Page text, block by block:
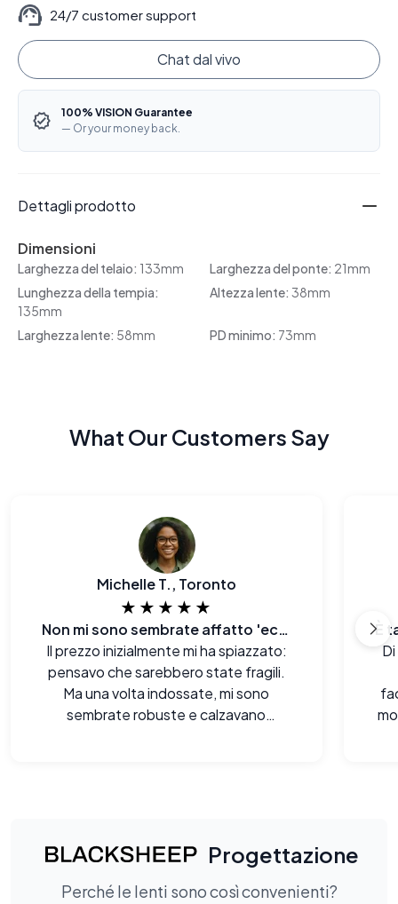
24/7 customer support
Chat dal vivo
100% VISION Guarantee
— Or your money back.
Dettagli prodotto
Dimensioni
Larghezza del telaio: 133mm Larghezza del ponte: 21mm
Lunghezza della tempia:
135mm
Altezza lente: 38mm
Larghezza lente: 58mm PD minimo: 73mm
What Our Customers Say
Michelle T., Toronto
★★★★★
Non mi sono sembrate affatto 'economiche
Il prezzo inizialmente mi ha spiazzato:
pensavo che sarebbero state fragili.
Ma una volta indossate, mi sono
sembrate robuste e calzavano
Progettazione
Perché le lenti sono così convenienti?